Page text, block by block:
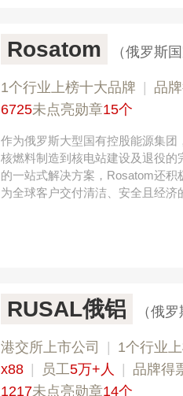
Rosatom （俄罗斯
1个行业上榜十大品牌 品
6725未点亮勋章15个
作为俄罗斯大型国有控股能源集团
核燃料制造到核电站建设及退役
的一站式解决方案，Rosatom还
为全球客户交付清洁、安全且经济
RUSAL俄铝 （俄
港交所上市公司 1个行业
x88
员工5万+人 品牌得
1217未点亮勋章14个